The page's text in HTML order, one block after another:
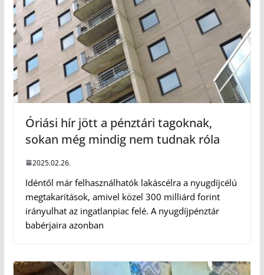
Óriási hír jött a pénztári tagoknak,
sokan még mindig nem tudnak róla
2025.02.26.
Idéntől már felhasználhatók lakáscélra a nyugdíjcélú
megtakarítások, amivel közel 300 milliárd forint
irányulhat az ingatlanpiac felé. A nyugdíjpénztár
babérjaira azonban